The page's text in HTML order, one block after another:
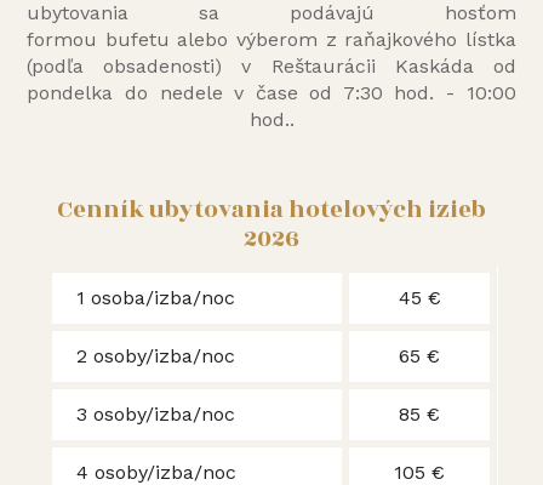
ubytovania sa podávajú hosťom
formou bufetu alebo výberom z raňajkového lístka
(podľa obsadenosti) v Reštaurácii Kaskáda od
pondelka do nedele v čase od 7:30 hod. - 10:00
hod..
Cenník ubytovania hotelových izieb
2026
1 osoba/izba/noc 45 €
2 osoby/izba/noc 65 €
3 osoby/izba/noc 85 €
4 osoby/izba/noc 105 €